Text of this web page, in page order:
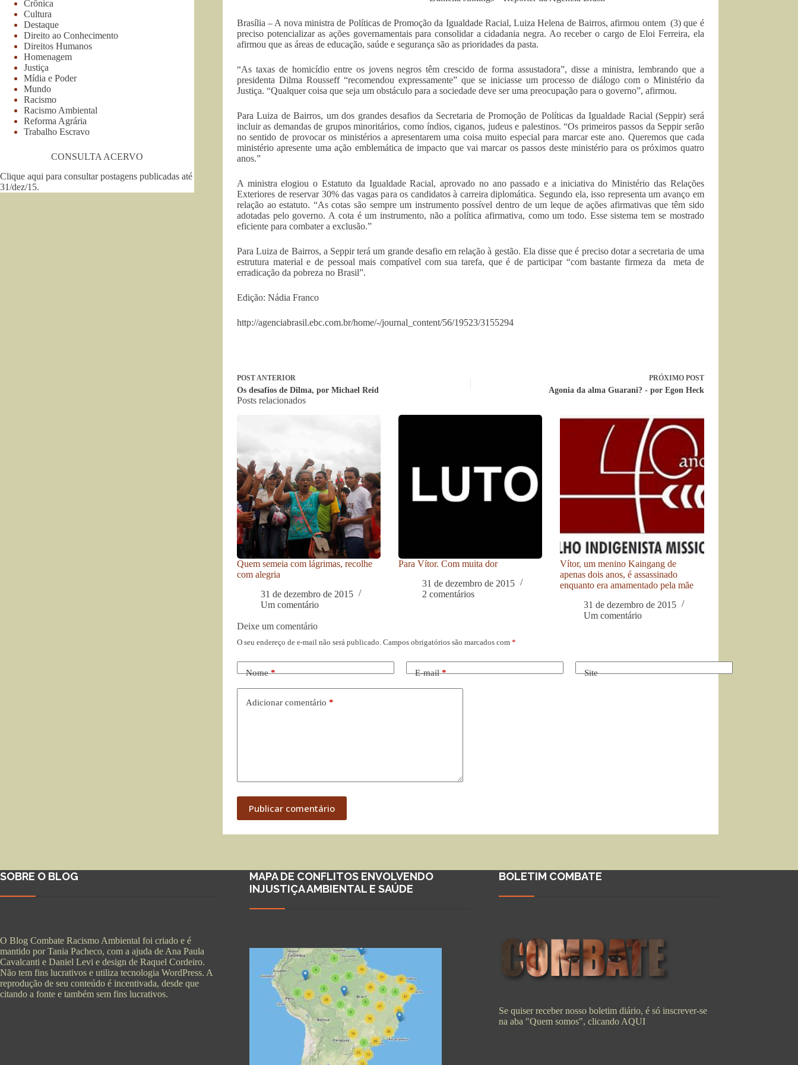
Brasília – A nova ministra de Políticas de Promoção da Igualdade Racial, Luiza Helena de Bairros, afirmou ontem (3) que é
preciso potencializar as ações governamentais para consolidar a cidadania negra. Ao receber o cargo de Eloi Ferreira, ela
afirmou que as áreas de educação, saúde e segurança são as prioridades da pasta.
“As taxas de homicídio entre os jovens negros têm crescido de forma assustadora”, disse a ministra, lembrando que a
presidenta Dilma Rousseff “recomendou expressamente” que se iniciasse um processo de diálogo com o Ministério da
Justiça. “Qualquer coisa que seja um obstáculo para a sociedade deve ser uma preocupação para o governo”, afirmou.
Para Luiza de Bairros, um dos grandes desafios da Secretaria de Promoção de Políticas da Igualdade Racial (Seppir) será
incluir as demandas de grupos minoritários, como índios, ciganos, judeus e palestinos. “Os primeiros passos da Seppir serão
no sentido de provocar os ministérios a apresentarem uma coisa muito especial para marcar este ano. Queremos que cada
ministério apresente uma ação emblemática de impacto que vai marcar os passos deste ministério para os próximos quatro
anos.”
A ministra elogiou o Estatuto da Igualdade Racial, aprovado no ano passado e a iniciativa do Ministério das Relações
Exteriores de reservar 30% das vagas para os candidatos à carreira diplomática. Segundo ela, isso representa um avanço em
relação ao estatuto. “As cotas são sempre um instrumento possível dentro de um leque de ações afirmativas que têm sido
adotadas pelo governo. A cota é um instrumento, não a política afirmativa, como um todo. Esse sistema tem se mostrado
eficiente para combater a exclusão.”
Para Luiza de Bairros, a Seppir terá um grande desafio em relação à gestão. Ela disse que é preciso dotar a secretaria de uma
estrutura material e de pessoal mais compatível com sua tarefa, que é de participar “com bastante firmeza da meta de
erradicação da pobreza no Brasil”.
Edição: Nádia Franco
http://agenciabrasil.ebc.com.br/home/-/journal_content/56/19523/3155294
POSTANTERIOR
Os desafios de Dilma, por Michael Reid
PRÓXIMO POST
Agonia da alma Guarani? - por Egon Heck
Posts relacionados
Quem semeia com lágrimas, recolhe
com alegria
31 de dezembro de 2015
Um comentário
Para Vítor. Com muita dor
31 de dezembro de 2015
2 comentários
Vítor, um menino Kaingang de
apenas dois anos, é assassinado
enquanto era amamentado pela mãe
31 de dezembro de 2015
Um comentário
Deixe um comentário
O seu endereço de e-mail não será publicado. Campos obrigatórios são marcados com *
Nome* E-mail* Site
Adicionar comentário *
Publicar comentário
Crônica
Cultura
Destaque
Direito ao Conhecimento
Direitos Humanos
Homenagem
Justiça
Mídia e Poder
Mundo
Racismo
Racismo Ambiental
Reforma Agrária
Trabalho Escravo
CONSULTA ACERVO
Clique aqui para consultar postagens publicadas até
31/dez/15.
SOBRE O BLOG
O Blog Combate Racismo Ambiental foi criado e é
mantido por Tania Pacheco, com a ajuda de Ana Paula
Cavalcanti e Daniel Levi e design de Raquel Cordeiro.
Não tem fins lucrativos e utiliza tecnologia WordPress. A
reprodução de seu conteúdo é incentivada, desde que
citando a fonte e também sem fins lucrativos.
MAPA DE CONFLITOS ENVOLVENDO
INJUSTIÇA AMBIENTAL E SAÚDE
BOLETIM COMBATE
Se quiser receber nosso boletim diário, é só inscrever-se
na aba "Quem somos", clicando AQUI